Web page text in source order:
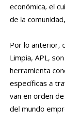
económica, el
de la
Por lo anterior,
Limpia, APL,
herramienta
específicas a
van en orden
del mundo